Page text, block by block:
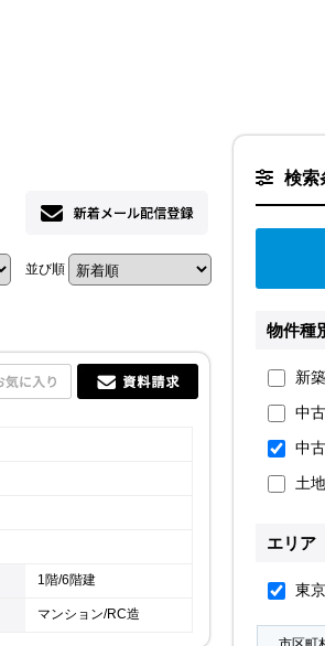
渋谷オフィス（本社）
並び順
1階/6階建
マンション/RC造
検索
物件種
新
中
中
土地
エリア
東